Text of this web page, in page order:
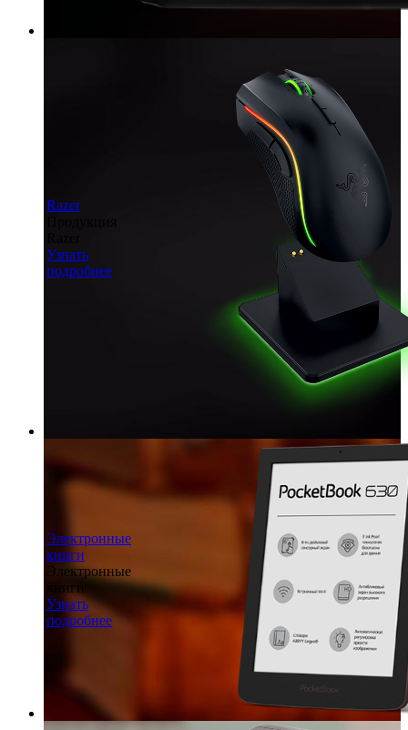
Razer
Узнать
подробнее
Электронные
книги
Электронные
книги
Узнать
подробнее